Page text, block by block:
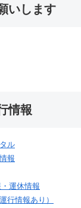
いします
情報
ル
報
運休情報
行情報あり）